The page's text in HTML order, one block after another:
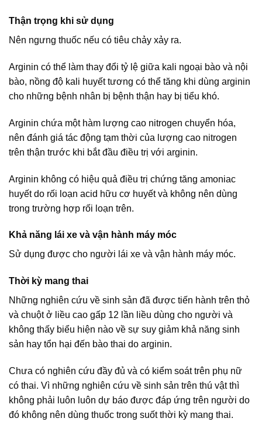
Thận trọng khi sử dụng
Nên ngưng thuốc nếu có tiêu chảy xảy ra.
Arginin có thể làm thay đổi tỷ lệ giữa kali ngoại bào và nội
bào, nồng độ kali huyết tương có thể tăng khi dùng arginin
cho những bệnh nhân bị bệnh thận hay bị tiểu khó.
Arginin chứa một hàm lượng cao nitrogen chuyển hóa,
nên đánh giá tác động tạm thời của lượng cao nitrogen
trên thận trước khi bắt đầu điều trị với arginin.
Arginin không có hiệu quả điều trị chứng tăng amoniac
huyết do rối loạn acid hữu cơ huyết và không nên dùng
trong trường hợp rối loạn trên.
Khả năng lái xe và vận hành máy móc
Sử dụng được cho người lái xe và vận hành máy móc.
Thời kỳ mang thai
Những nghiên cứu về sinh sản đã được tiến hành trên thỏ
và chuột ở liều cao gấp 12 lần liều dùng cho người và
không thấy biểu hiện nào về sự suy giảm khả năng sinh
sản hay tổn hại đến bào thai do arginin.
Chưa có nghiên cứu đầy đủ và có kiểm soát trên phụ nữ
có thai. Vì những nghiên cứu về sinh sản trên thú vật thì
không phải luôn luôn dự báo được đáp ứng trên người do
đó không nên dùng thuốc trong suốt thời kỳ mang thai.